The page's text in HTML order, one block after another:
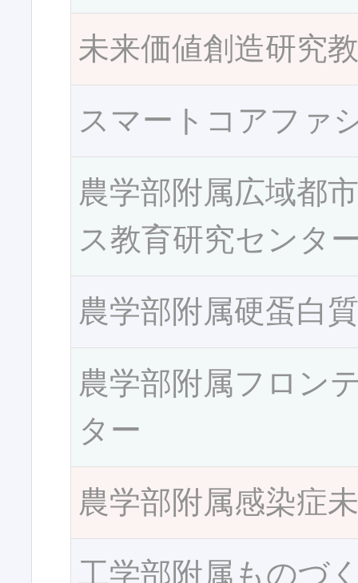
未来価値創造研究
スマートコアファ
農学部附属広域都
ス教育研究センタ
農学部附属硬蛋白
農学部附属フロン
ター
農学部附属感染症
工学部附属ものづ